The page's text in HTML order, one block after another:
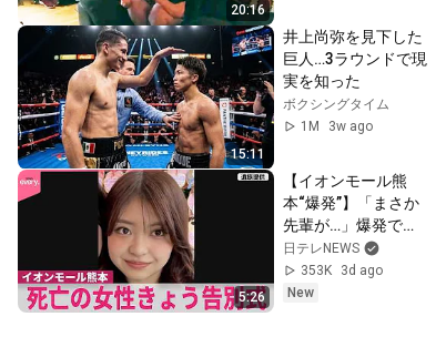
20:16
15:11
井上尚弥を見下した
巨人…3ラウンドで現
実を知った
ボクシングタイム
1M
3w ago
5:26
【イオンモール熊
本“爆発”】「まさか
先輩が…」爆発で死
亡の女性きょう告別
式  避難後“店内に戻
るよう指示”社長が
日テレNEWS
353K
3d ago
New